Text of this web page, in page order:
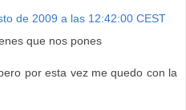
de 2009 a las 12:42:00 CEST
que nos pones
por esta vez me quedo con la